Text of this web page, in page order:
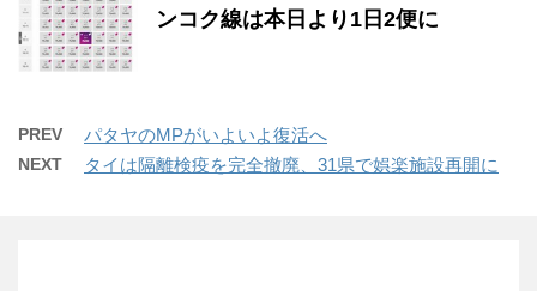
ンコク線は本日より1日2便に
PREV パタヤのMPがいよいよ復活へ
NEXT タイは隔離検疫を完全撤廃、31県で娯楽施設再開に